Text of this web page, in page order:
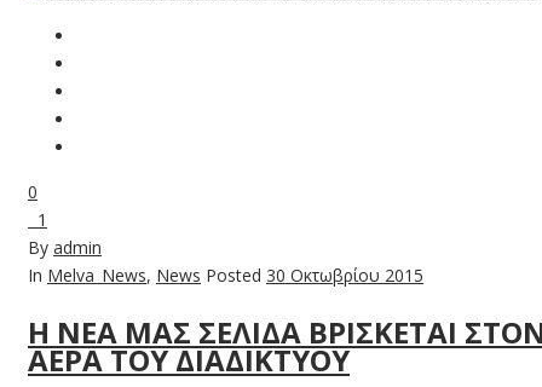
0
1
By admin
In Melva_News, News Posted 30 Οκτωβρίου 2015
Η ΝΕΑ ΜΑΣ ΣΕΛΙΔΑ ΒΡΙΣΚΕΤΑΙ
ΑΕΡΑ ΤΟΥ ΔΙΑΔΙΚΤΥΟΥ